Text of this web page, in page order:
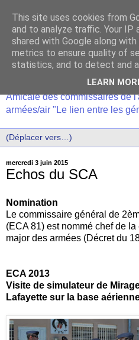
Amicale des commissaires de
armées/air "Le lien entre les
mercredi 3 juin 2015
Echos du SCA
Nomination
Le commissaire général de
(ECA 81) est nommé chef de
major des armées (Décret du
ECA 2013
Visite de simulateur de
Lafayette sur la base
This site uses cookies from
and to analyze traffic. Your IP
shared with Google along
metrics to ensure quality of
statistics, and to detect and
LEARN